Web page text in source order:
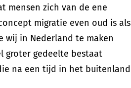
mensen zich van de ene
migratie even oud is als
wij in Nederland te maken
groter gedeelte bestaat
na een tijd in het buitenland